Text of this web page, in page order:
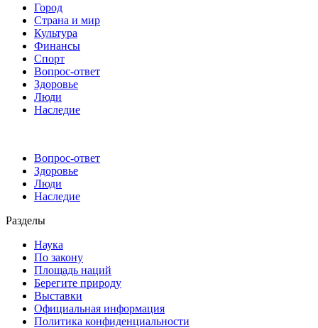
Город
Страна и мир
Культура
Финансы
Спорт
Вопрос-ответ
Здоровье
Люди
Наследие
Вопрос-ответ
Здоровье
Люди
Наследие
Разделы
Наука
По закону
Площадь наций
Берегите природу
Выставки
Официальная информация
Политика конфиденциальности